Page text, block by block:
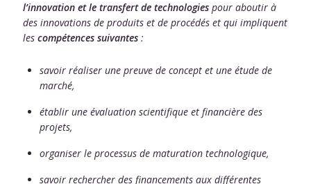
l’innovation et le transfert de technologiespour aboutir à
des innovations de produits et de procédés et qui impliquent
les compétences suivantes:
savoir réaliser une preuve de concept et une étude de
marché,
établir une évaluation scientifique et financière des
projets,
organiser le processus de maturation technologique,
savoir rechercher des financements aux différentes